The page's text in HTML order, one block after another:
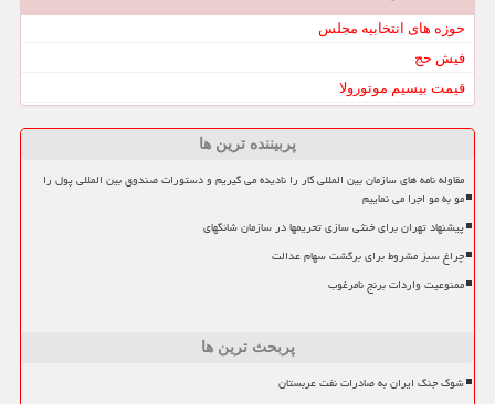
حوزه های انتخابیه مجلس
فیش حج
قیمت بیسیم موتورولا
پربیننده ترین ها
مقاوله نامه های سازمان بین المللی کار را نادیده می گیریم و دستورات صندوق بین المللی پول را
مو به مو اجرا می نماییم
پیشنهاد تهران برای خنثی سازی تحریمها در سازمان شانگهای
چراغ سبز مشروط برای برگشت سهام عدالت
ممنوعیت واردات برنج نامرغوب
پربحث ترین ها
شوک جنگ ایران به صادرات نفت عربستان